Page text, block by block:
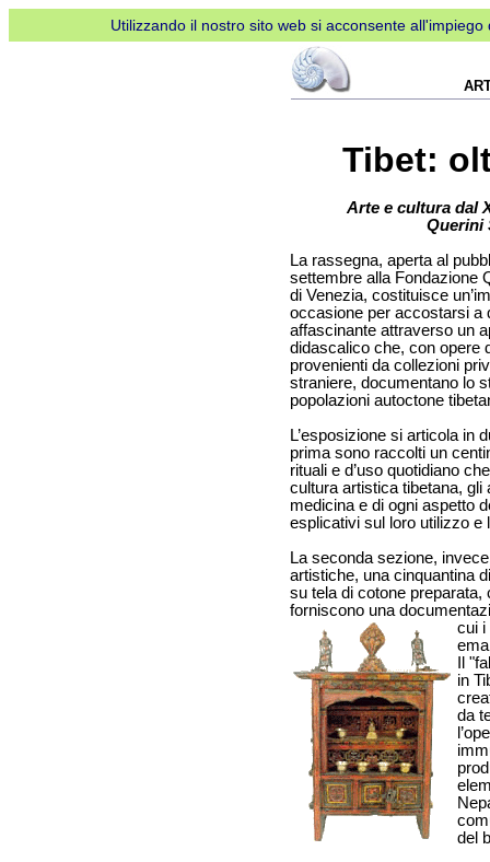
Utilizzando il nostro sito web si acconsente
Tibet:
Arte e cultura dal
Querini
La rassegna, aperta al
settembre alla Fondazione
di Venezia, costituisce
occasione per accostarsi a
affascinante attraverso un
didascalico che, con opere
provenienti da collezioni
straniere, documentano lo
popolazioni autoctone
L’esposizione si articola in
prima sono raccolti un
rituali e d’uso quotidiano
cultura artistica tibetana, gli
medicina e di ogni aspetto
esplicativi sul loro utilizzo e
La seconda sezione,
artistiche, una cinquantina
su tela di cotone preparata,
forniscono una
cui i
Il
in
da
del